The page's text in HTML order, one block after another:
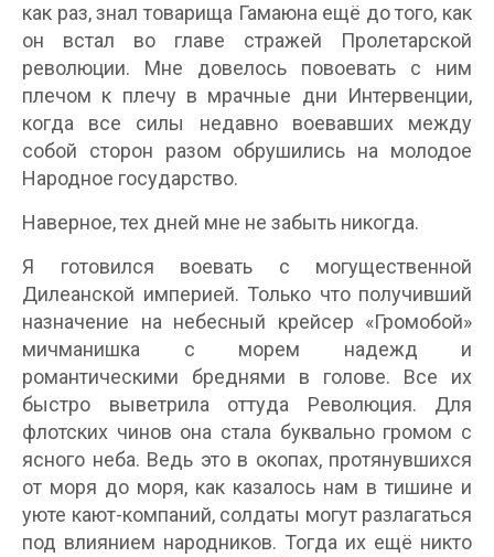
как раз, знал товарища Гамаюна ещё до того, как
он встал во главе стражей Пролетарской
революции. Мне довелось повоевать с ним
плечом к плечу в мрачные дни Интервенции,
когда все силы недавно воевавших между
собой сторон разом обрушились на молодое
Народное государство.
Наверное, тех дней мне не забыть никогда.
Я готовился воевать с могущественной
Дилеанской империей. Только что получивший
назначение на небесный крейсер «Громобой»
мичманишка с морем надежд и
романтическими бреднями в голове. Все их
быстро выветрила оттуда Революция. Для
флотских чинов она стала буквально громом с
ясного неба. Ведь это в окопах, протянувшихся
от моря до моря, как казалось нам в тишине и
уюте кают-компаний, солдаты могут разлагаться
под влиянием народников. Тогда их ещё никто